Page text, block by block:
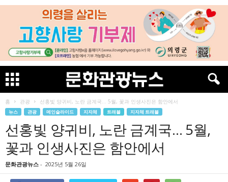
홈 관광 선홍빛 양귀비, 노란 금계국… 5월, 꽃과 인생사진은 함안에서
뉴스 관광 메인슬라이드 지자체 트래블 지자체 트래블
선홍빛 양귀비, 노란 금계국… 5월,
꽃과 인생사진은 함안에서
문화관광뉴스 - 2025년 5월 26일